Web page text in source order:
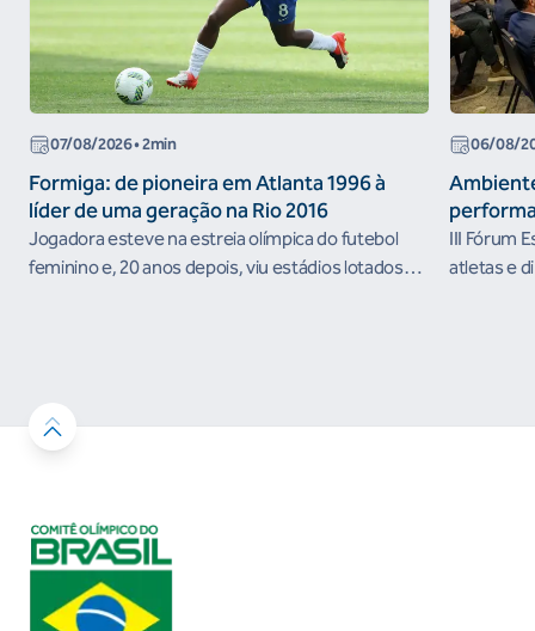
07/08/2026• 2min
Formiga: de pioneira em Atlanta 1996 à
líder de uma geração na Rio 2016
Jogadora esteve na estreia olímpica do futebol
feminino e, 20 anos depois, viu estádios lotados
06/08/
III Fórum
atletas e